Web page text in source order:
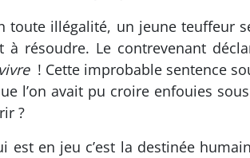
toute illégalité, un jeune
à résoudre. Le contrevenant
! Cette improbable sentence
l’on avait pu croire enfouies
?
en jeu c’est la destinée